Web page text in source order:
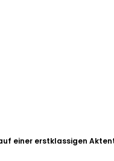
einer erstklassigen